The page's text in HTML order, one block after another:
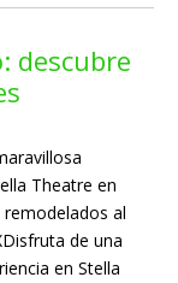
en
descubre
Theatre en
remodelados al
de una
en Stella